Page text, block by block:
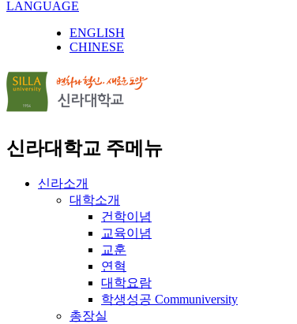
LANGUAGE
ENGLISH
CHINESE
신라대학교 주메뉴
신라소개
대학소개
건학이념
교육이념
교훈
연혁
대학요람
학생성공 Communiversity
총장실